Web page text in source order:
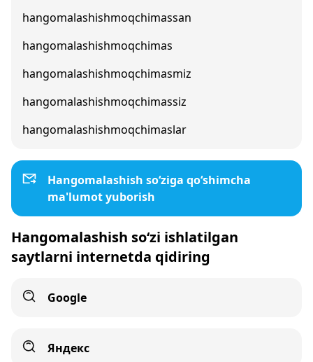
hangomalashishmoqchimassan
hangomalashishmoqchimas
hangomalashishmoqchimasmiz
hangomalashishmoqchimassiz
hangomalashishmoqchimaslar
Hangomalashish so‘ziga qo‘shimcha
ma'lumot yuborish
Hangomalashish so‘zi ishlatilgan
saytlarni internetda qidiring
Google
Яндекс